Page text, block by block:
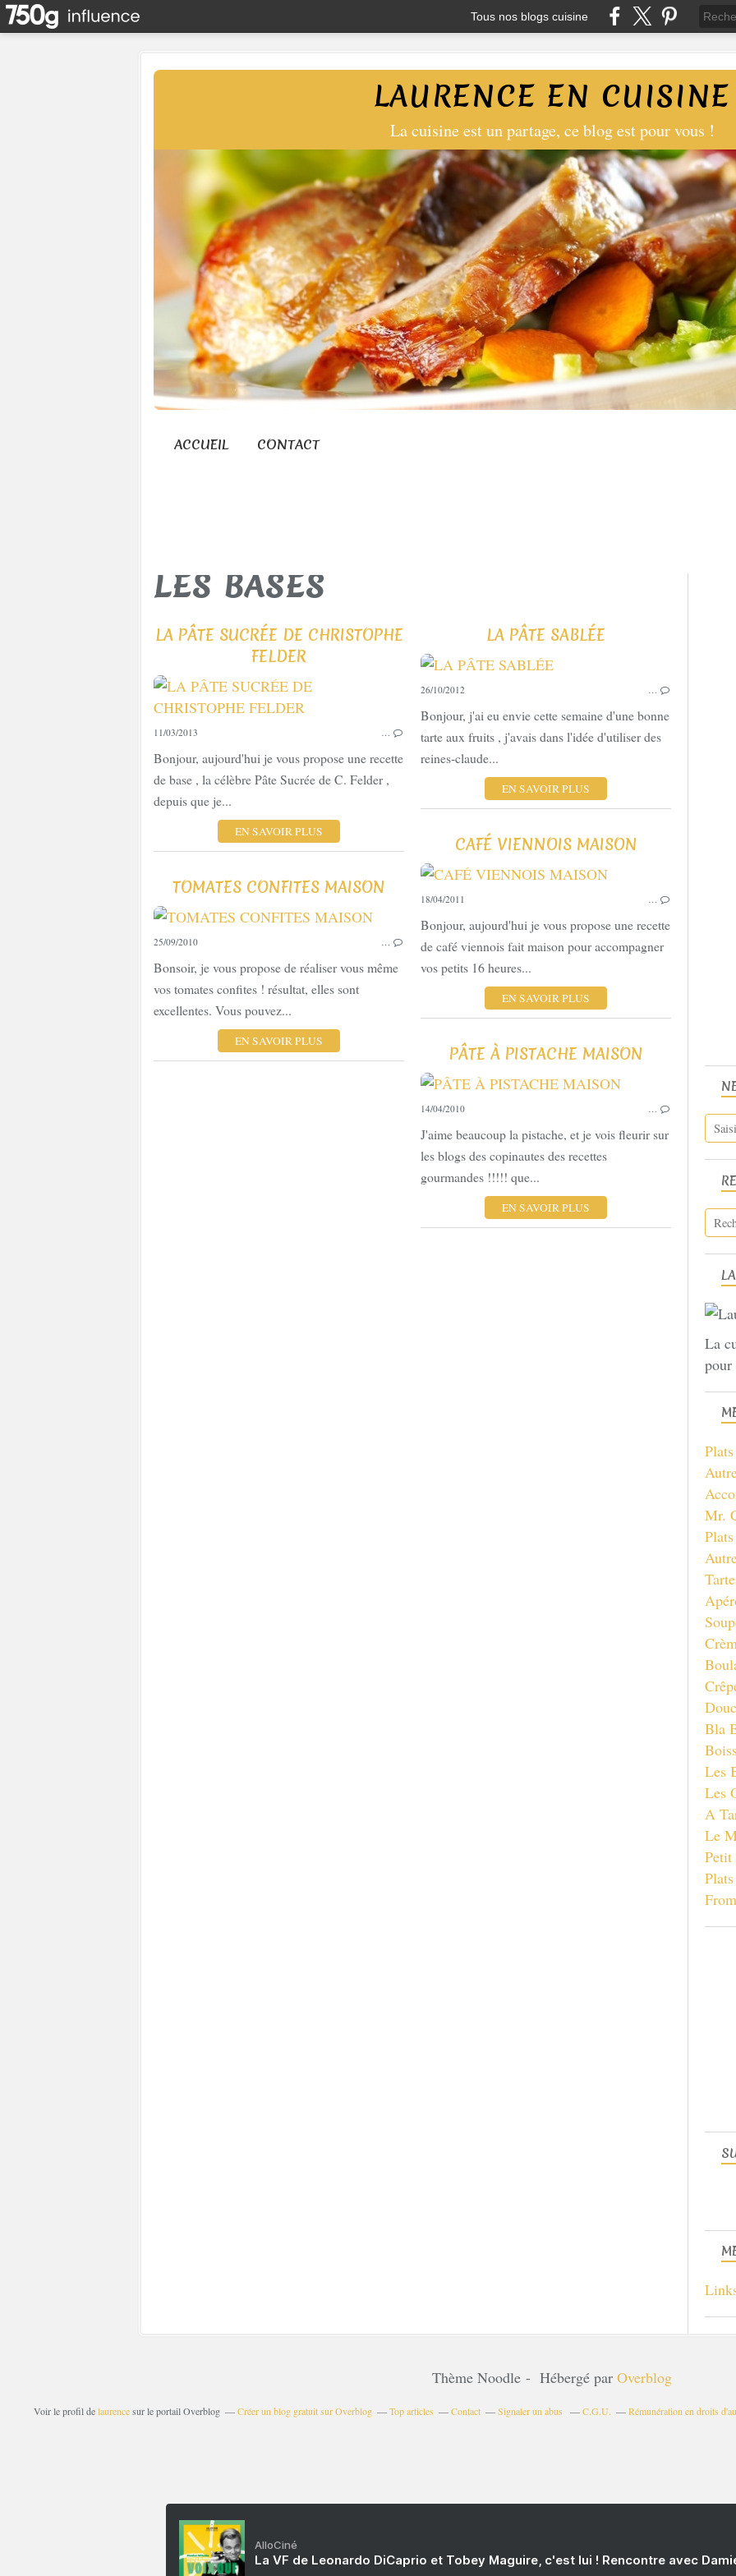
Tous nos blogs cuisine
LAURENCE EN CUISINE
La cuisine est un partage, ce blog est pour vous !
ACCUEIL CONTACT
LES BASES
LA PÂTE SUCRÉE DE CHRISTOPHE
FELDER
11/03/2013
Bonjour, aujourd'hui je vous propose une recette
de base , la célèbre Pâte Sucrée de C. Felder ,
depuis que je...
EN SAVOIR PLUS
LA PÂTE SABLÉE
26/10/2012
Bonjour, j'ai eu envie cette semaine d'une bonne
tarte aux fruits , j'avais dans l'idée d'utiliser des
reines-claude...
EN SAVOIR PLUS
CAFÉ VIENNOIS MAISON
18/04/2011
Bonjour, aujourd'hui je vous propose une recette
de café viennois fait maison pour accompagner
vos petits 16 heures...
EN SAVOIR PLUS
TOMATES CONFITES MAISON
LES BASES
25/09/2010
Bonsoir, je vous propose de réaliser vous même
vos tomates confites ! résultat, elles sont
excellentes. Vous pouvez...
EN SAVOIR PLUS
PÂTE À PISTACHE MAISON
14/04/2010
J'aime beaucoup la pistache, et je vois fleurir sur
les blogs des copinautes des recettes
gourmandes !!!!! que...
EN SAVOIR PLUS
La
pour
Mr.
Bla
Les
Les
A
Le
Petit
Thème Noodle - Hébergé par Overblog
Voir le profil delaurencesur le portail Overblog Créer un blog gratuit sur Overblog Top articles Contact Signaler un abus C.G.U. Rémunération en droits
AlloCiné
La VF de Leonardo DiCaprio et Tobey Maguire, c'est lui ! Rencontre avec